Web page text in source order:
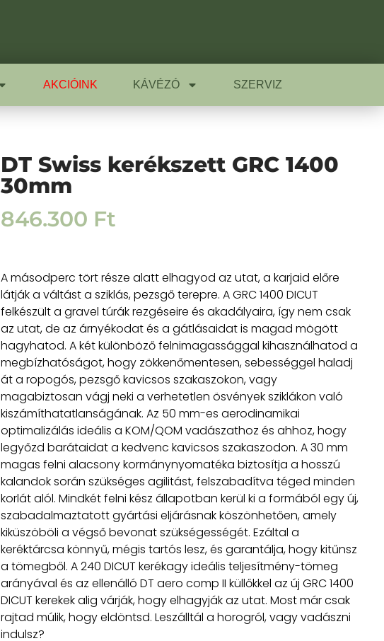
AKCIÓINK KÁVÉZÓ SZERVIZ
DT Swiss kerékszett GRC 1400
30mm
846.300 Ft
A másodperc tört része alatt elhagyod az utat, a karjaid előre
látják a váltást a sziklás, pezsgő terepre. A GRC 1400 DICUT
felkészült a gravel túrák rezgéseire és akadályaira, így nem csak
az utat, de az árnyékodat és a gátlásaidat is magad mögött
hagyhatod. A két különböző felnimagassággal kihasználhatod a
megbízhatóságot, hogy zökkenőmentesen, sebességgel haladj
át a ropogós, pezsgő kavicsos szakaszokon, vagy
magabiztosan vágj neki a verhetetlen ösvények sziklákon való
kiszámíthatatlanságának. Az 50 mm-es aerodinamikai
optimalizálás ideális a KOM/QOM vadászathoz és ahhoz, hogy
legyőzd barátaidat a kedvenc kavicsos szakaszodon. A 30 mm
magas felni alacsony kormánynyomatéka biztosítja a hosszú
kalandok során szükséges agilitást, felszabadítva téged minden
korlát alól. Mindkét felni kész állapotban kerül ki a formából egy új,
szabadalmaztatott gyártási eljárásnak köszönhetően, amely
kiküszöböli a végső bevonat szükségességét. Ezáltal a
keréktárcsa könnyű, mégis tartós lesz, és garantálja, hogy kitűnsz
a tömegből. A 240 DICUT kerékagy ideális teljesítmény-tömeg
arányával és az ellenálló DT aero comp II küllőkkel az új GRC 1400
DICUT kerekek alig várják, hogy elhagyják az utat. Most már csak
rajtad múlik, hogy eldöntsd. Leszálltál a horogról, vagy vadászni
indulsz?